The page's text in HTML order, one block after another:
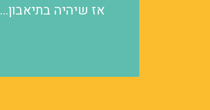
אז שיהיה בתיאבון…